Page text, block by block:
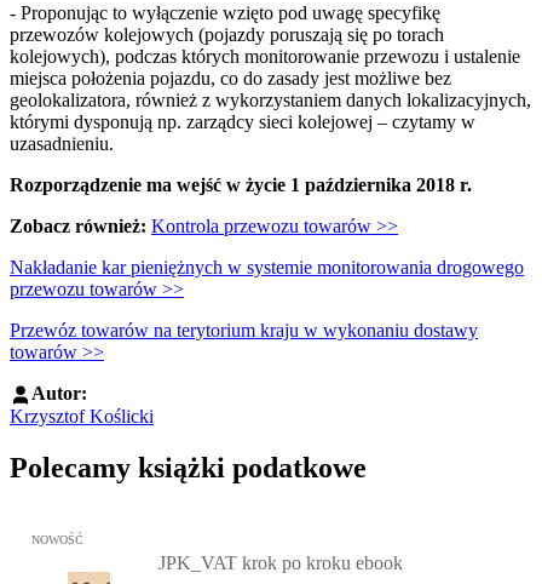
- Proponując to wyłączenie wzięto pod uwagę specyfikę
przewozów kolejowych (pojazdy poruszają się po torach
kolejowych), podczas których monitorowanie przewozu i ustalenie
miejsca położenia pojazdu, co do zasady jest możliwe bez
geolokalizatora, również z wykorzystaniem danych lokalizacyjnych,
którymi dysponują np. zarządcy sieci kolejowej – czytamy w
uzasadnieniu.
Rozporządzenie ma wejść w życie 1 października 2018 r.
Zobacz również: Kontrola przewozu towarów >>
Nakładanie kar pieniężnych w systemie monitorowania drogowego
przewozu towarów >>
Przewóz towarów na terytorium kraju w wykonaniu dostawy
towarów >>
Autor:
Krzysztof Koślicki
Polecamy książki podatkowe
Przejdź do: JPK_VAT krok po kroku ebook, Patrycja Kubiesa -
NOWOŚĆ
JPK_VAT krok po kroku ebook